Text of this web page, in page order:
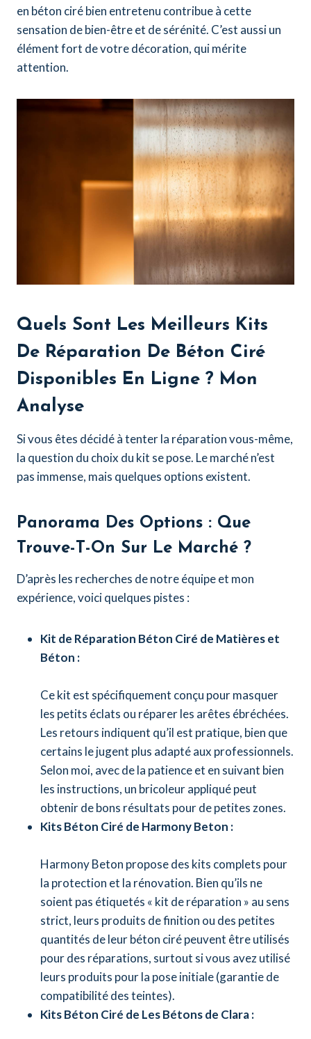
en béton ciré bien entretenu contribue à cette
sensation de bien-être et de sérénité. C’est aussi un
élément fort de votre décoration, qui mérite
attention.
Quels Sont Les Meilleurs Kits
De Réparation De Béton Ciré
Disponibles En Ligne ? Mon
Analyse
Si vous êtes décidé à tenter la réparation vous-même,
la question du choix du kit se pose. Le marché n’est
pas immense, mais quelques options existent.
Panorama Des Options : Que
Trouve-T-On Sur Le Marché ?
D’après les recherches de notre équipe et mon
expérience, voici quelques pistes :
Kit de Réparation Béton Ciré de Matières et
Béton :
Ce kit est spécifiquement conçu pour masquer
les petits éclats ou réparer les arêtes ébréchées.
Les retours indiquent qu’il est pratique, bien que
certains le jugent plus adapté aux professionnels.
Selon moi, avec de la patience et en suivant bien
les instructions, un bricoleur appliqué peut
obtenir de bons résultats pour de petites zones.
Kits Béton Ciré de Harmony Beton :
Harmony Beton propose des kits complets pour
la protection et la rénovation. Bien qu’ils ne
soient pas étiquetés « kit de réparation » au sens
strict, leurs produits de finition ou des petites
quantités de leur béton ciré peuvent être utilisés
pour des réparations, surtout si vous avez utilisé
leurs produits pour la pose initiale (garantie de
compatibilité des teintes).
Kits Béton Ciré de Les Bétons de Clara :